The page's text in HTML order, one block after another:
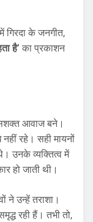
गिरदा के जनगीत,
है’ का प्रकाशन
सशक्त आवाज बने।
रहे। सही मायनों
उनके व्यक्तित्व में
हो जाती थी।
ने उन्हें तराशा।
रही हैं। तभी तो,